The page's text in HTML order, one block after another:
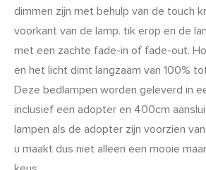
dimmen zijn met behulp van de touch
voorkant van de lamp. tik erop en de
met een zachte fade-in of fade-out.
en het licht dimt langzaam van 100% tot
Deze bedlampen worden geleverd in
inclusief een adopter en 400cm
lampen als de adopter zijn voorzien
u maakt dus niet alleen een mooie